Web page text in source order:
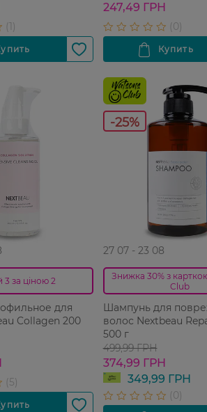
247,49 ГРН
3 за ціною 2
для
Collagen 200
-25%
27 07 - 23 08
Знижка 30% з
Club
Шампунь для
волос Nextbeau
500 г
499,99 ГРН
374,99 ГРН
349,99 ГРН